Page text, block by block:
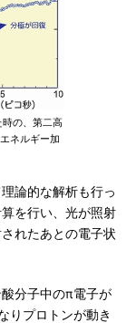
の、第二高
ネルギー加
論的な解析も行っ
を行い、光が照射
れたあとの電子状
分子中のπ電子が
りプロトンが動き